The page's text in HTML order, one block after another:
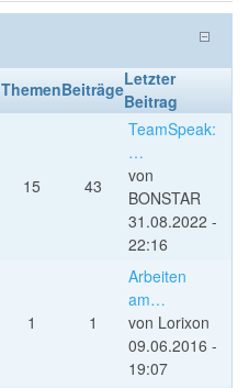
ThemenBeiträgeLetzter
Beitrag
15 43
TeamSpeak:
…
von
BONSTAR
31.08.2022 -
22:16
1 1
Arbeiten
am…
von Lorixon
09.06.2016 -
19:07